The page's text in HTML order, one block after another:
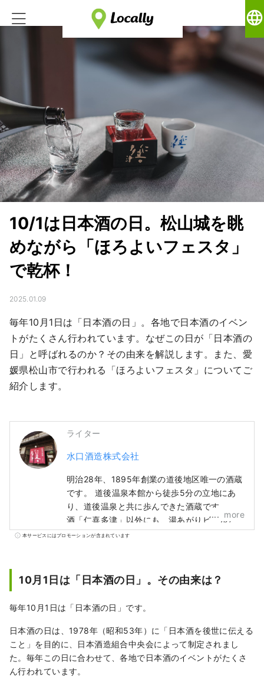
language
10/1は日本酒の日。松山城を眺
めながら「ほろよいフェスタ」
で乾杯！
2025.01.09
毎年10月1日は「日本酒の日」。各地で日本酒のイベン
トがたくさん行われています。なぜこの日が「日本酒の
日」と呼ばれるのか？その由来を解説します。また、愛
媛県松山市で行われる「ほろよいフェスタ」についてご
紹介します。
ライター
水口酒造株式会社
明治28年、1895年創業の道後地区唯一の酒蔵
です。 道後温泉本館から徒歩5分の立地にあ
り、道後温泉と共に歩んできた酒蔵です。 清
酒「仁喜多津」以外にも、湯あがりビールと
して定着した「道後ビール」、クラフトジン
道後を訪れる皆様に道後での良い思い出をお
持ち帰りいただくことを第一に、お酒を通じ
す。
more
本サービスにはプロモーションが含まれています
10月1日は「日本酒の日」。その由来は？
毎年10月1日は「日本酒の日」です。
日本酒の日は、1978年（昭和53年）に「日本酒を後世に伝える
こと」を目的に、日本酒造組合中央会によって制定されまし
た。毎年この日に合わせて、各地で日本酒のイベントがたくさ
ん行われています。